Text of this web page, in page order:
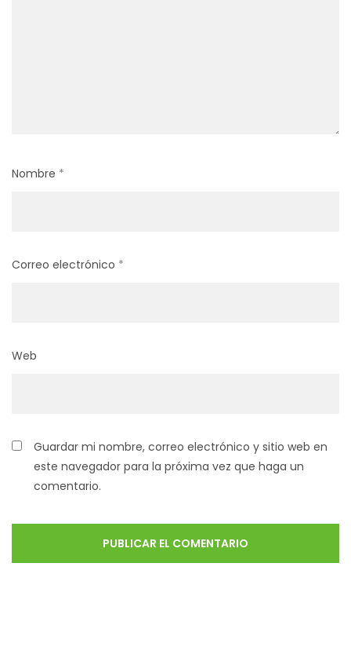
Nombre *
Correo electrónico *
Web
Guardar mi nombre, correo electrónico y sitio web en
este navegador para la próxima vez que haga un
comentario.